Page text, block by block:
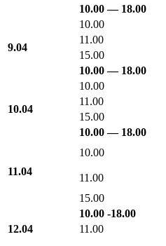
10.00 — 18.00
9.04
10.00
11.00
15.00
10.00 — 18.00
10.04
10.00
11.00
15.00
10.00 — 18.00
11.04
10.00
11.00
15.00
10.00 -18.00
12.04
11.00